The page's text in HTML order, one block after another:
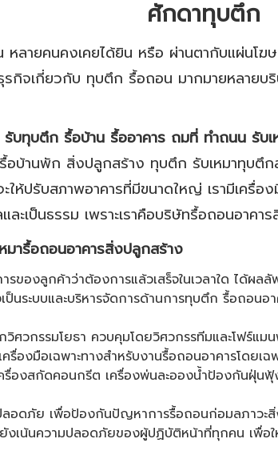
ศักดาทุบตึก
ลายคนคงเคยได้ยิน หรือ ผ่านตากับแผ่นโฆ
กิจเกี่ยวกับ ทุบตึก รื้อถอน มากมายหลายบ
รับทุบตึก รื้อบ้าน รื้ออาคาร ถมที่ ทำถนน รับ
อบ้านพัก สิ่งปลูกสร้าง ทุบตึก รับเหมาทุบตึ
ห้ปรับสภาพอาคารที่มีขนาดใหญ่ เรามีเครื่
ะเป็นธรรม เพราะเราคือบริษัทรื้อถอนอาคา
มารื้อถอนอาคารสิ่งปลูกสร้าง
ของลูกค้าว่าต้องการแล้วเสร็จในเวลาใด ได้ผล
ป็นระบบและบริหารจัดการด้านการทุบตึก รื้อถอน
ศวกรรมโยธา ควบคุมโดยวิศวกรรทีมและโฟร์แม
รื่องมือเฉพาะทางสำหรับงานรื้อถอนอาคารโดย
องสกัดคอนกรีต เครื่องพ่นละอองน้ำป้องกันฝุ่น
ลอดภัย เพื่อป้องกันปัญหาการรื้อถอนก่อมลภาวะ
งเน้นความปลอดภัยของผู้ปฏิบัติหน้าที่ทุกคน เพื่อ